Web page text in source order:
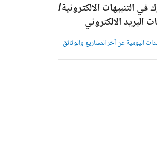
في التنبيهات الالكترونية/
البريد الالكتروني
اليومية عن آخر المشاريع والوثائق